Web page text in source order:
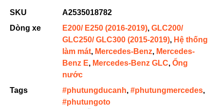
SKU
A2535018782
Dòng xe
E200/ E250 (2016-2019), GLC200/
GLC250/ GLC300 (2015-2019), Hệ thống
làm mát, Mercedes-Benz, Mercedes-
Benz E, Mercedes-Benz GLC, Ống
nước
Tags
#phutungducanh, #phutungmercedes,
#phutungoto